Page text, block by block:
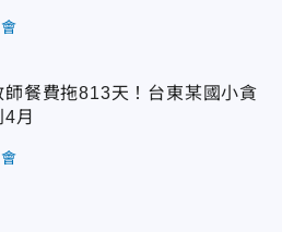
師餐費拖813天！台東某國小貪
月